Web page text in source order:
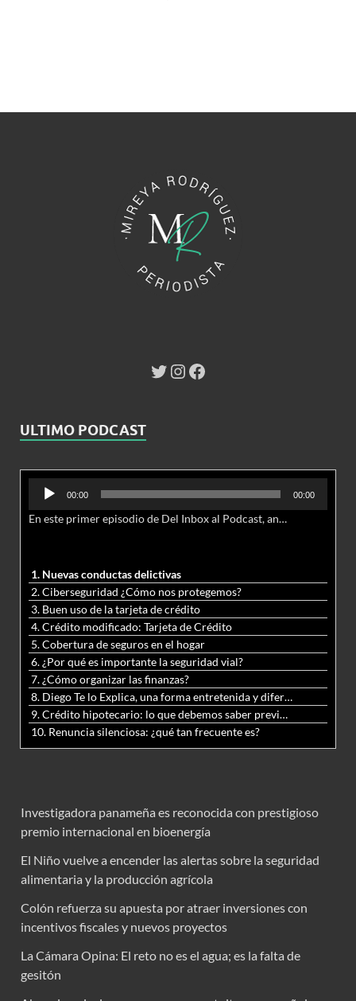
ULTIMO PODCAST
Reproductor
audio
00:00 00:00
En este primer episodio de Del Inbox al Podcast, analizamos junto al abogado Jonathan Brown las nuevas conductas delictivas cibernéticas y la necesidad de hacer modificaciones al Código Penal.
1. Nuevas conductas delictivas
2. Ciberseguridad ¿Cómo nos protegemos?
3. Buen uso de la tarjeta de crédito
4. Crédito modificado: Tarjeta de Crédito
5. Cobertura de seguros en el hogar
6. ¿Por qué es importante la seguridad vial?
7. ¿Cómo organizar las finanzas?
8. Diego Te lo Explica, una forma entretenida y diferente de aprender matemáticas y ciencias
9. Crédito hipotecario: lo que debemos saber previo a adquirir nuestra vivienda
10. Renuncia silenciosa: ¿qué tan frecuente es?
Investigadora panameña es reconocida con prestigioso
premio internacional en bioenergía
El Niño vuelve a encender las alertas sobre la seguridad
alimentaria y la producción agrícola
Colón refuerza su apuesta por atraer inversiones con
incentivos fiscales y nuevos proyectos
La Cámara Opina: El reto no es el agua; es la falta de
gesitón